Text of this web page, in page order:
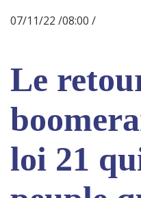
07/11/22 /08:00 /
Le
loi 21